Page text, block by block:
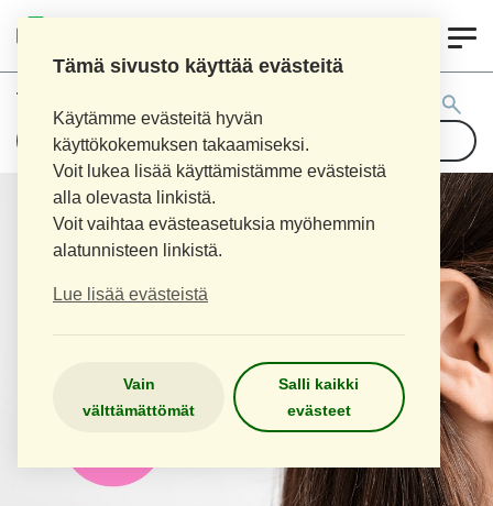
Tämä sivusto käyttää evästeitä
Käytämme evästeitä hyvän
käyttökokemuksen takaamiseksi.
Voit lukea lisää käyttämistämme evästeistä
alla olevasta linkistä.
Voit vaihtaa evästeasetuksia myöhemmin
alatunnisteen linkistä.
Lue lisää evästeistä
Vain
välttämättömät
Salli kaikki
evästeet
Tuotehaku: